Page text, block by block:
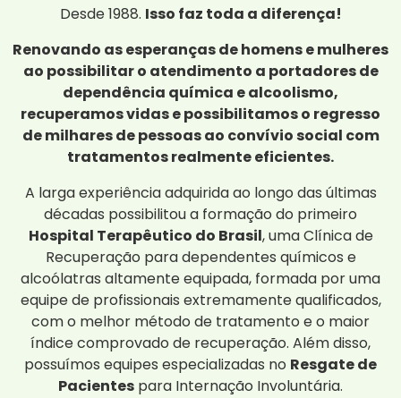
Desde 1988. Isso faz toda a diferença!
Renovando as esperanças de homens e mulheres
ao possibilitar o atendimento a portadores de
dependência química e alcoolismo,
recuperamos vidas e possibilitamos o regresso
de milhares de pessoas ao convívio social com
tratamentos realmente eficientes.
A larga experiência adquirida ao longo das últimas
décadas possibilitou a formação do primeiro
Hospital Terapêutico do Brasil, uma Clínica de
Recuperação para dependentes químicos e
alcoólatras altamente equipada, formada por uma
equipe de profissionais extremamente qualificados,
com o melhor método de tratamento e o maior
índice comprovado de recuperação. Além disso,
possuímos equipes especializadas no Resgate de
Pacientes para Internação Involuntária.